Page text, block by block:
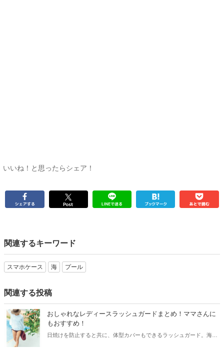
いいね！と思ったらシェア！
関連するキーワード
スマホケース 海 プール
関連する投稿
おしゃれなレディースラッシュガードまとめ！ママさんに
もおすすめ！
日焼けを防止すると共に、体型カバーもできるラッシュガード。海や